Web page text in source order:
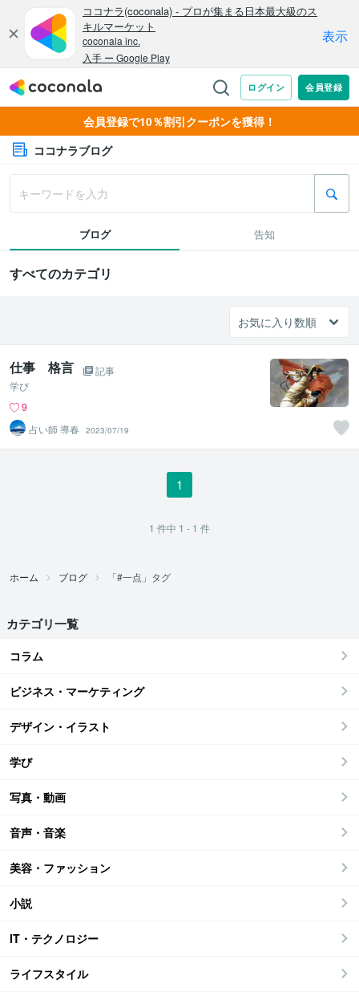
会員登録で10％割引クーポンを獲得！
ココナラブログ
ブログ 告知
すべてのカテゴリ
仕事 格言
記事
学び
9
占い師 導春
2023/07/19
1
1 件中 1 - 1 件
ホーム ブログ 「#一点」タグ
カテゴリ一覧
コラム
ビジネス・マーケティング
デザイン・イラスト
学び
写真・動画
音声・音楽
美容・ファッション
小説
IT・テクノロジー
ライフスタイル